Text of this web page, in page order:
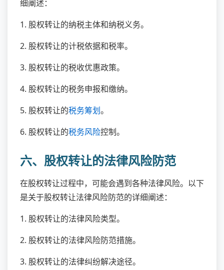
细阐述：
1. 股权转让的纳税主体和纳税义务。
2. 股权转让的计税依据和税率。
3. 股权转让的税收优惠政策。
4. 股权转让的税务申报和缴纳。
5. 股权转让的税务筹划。
6. 股权转让的税务风险控制。
六、股权转让的法律风险防范
在股权转让过程中，可能会遇到各种法律风险。以下
是关于股权转让法律风险防范的详细阐述：
1. 股权转让的法律风险类型。
2. 股权转让的法律风险防范措施。
3. 股权转让的法律纠纷解决途径。